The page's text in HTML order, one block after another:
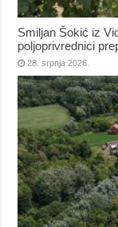
Smiljan Šokić iz
poljoprivrednici
28. srpnja 2026.